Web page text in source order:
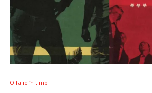
O falie în timp